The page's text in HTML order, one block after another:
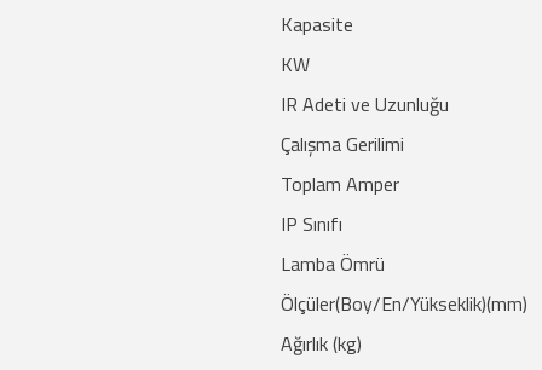
Kapasite
KW
IR Adeti ve Uzunluğu
Çalışma Gerilimi
Toplam Amper
IP Sınıfı
Lamba Ömrü
Ölçüler(Boy/En/Yükseklik)(mm)
Ağırlık (kg)